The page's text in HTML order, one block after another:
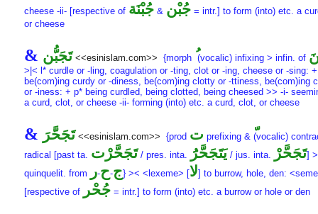
cheese -ii- [respective of
جُبْن &جُبْنَة
= intr.] to form (into) etc. a
or cheese
& تَجَبُّن <<esinislam.com>> {morph (vocalic) infixing > infin. of
>|< l* curdle or -ling, coagulation or -ting, clot or -ing, cheese or -sing:
be(com)ing curdy or -diness, be(com)ing clotty or -ttiness, be(com)ing
or -iness: + p* being curdled, being clotted, being cheesed >> -i-
a curd, clot, or cheese -ii- forming (into) etc. a curd, clot, or cheese
& تَجَحَّرَ <<esinislam.com>> {prod ت prefixing & (vocalic)
radical [past ta. تَجَحَّرْت/ pres. inta. يَتَجَحَّرَُ / jus. inta. تَجَحَّرْ] >
quinquelit. from
ج-ح-ر } >< <lexeme> [لا] to burrow, hole, den:
[respective of
جُحْر= intr.] to form (into) etc. a burrow or hole or den